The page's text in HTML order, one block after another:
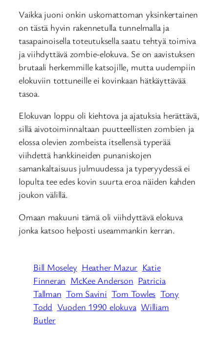
Vaikka juoni onkin uskomattoman yksinkertainen
on tästä hyvin rakennetulla tunnelmalla ja
tasapainoisella toteutuksella saatu tehtyä toimiva
ja viihdyttävä zombie-elokuva. Se on aavistuksen
brutaali herkemmille katsojille, mutta uudempiin
elokuviin tottuneille ei kovinkaan hätkäyttävää
tasoa.
Elokuvan loppu oli kiehtova ja ajatuksia herättävä,
sillä aivotoiminnaltaan puutteellisten zombien ja
elossa olevien zombeista itsellensä typerää
viihdettä hankkineiden punaniskojen
samankaltaisuus julmuudessa ja typeryydessä ei
lopulta tee edes kovin suurta eroa näiden kahden
joukon välillä.
Omaan makuuni tämä oli viihdyttävä elokuva
jonka katsoo helposti useammankin kerran.
Bill Moseley Heather Mazur Katie
Finneran McKee Anderson Patricia
Tallman Tom Savini Tom Towles Tony
Todd Vuoden 1990 elokuva William
Butler